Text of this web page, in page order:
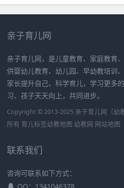
亲子育儿网
亲子育儿网，是儿童教育、家庭教育
供婴幼儿教育、幼儿园、早幼教培训
家长提升自己、科学育儿，学习更多
习、孩子天天向上，共同进步。
Copyright © 2013-2025 亲子育儿网（幼
所有 育儿标签幼教地图 幼教网 网站地图
联系我们
咨询可联系如下方式：